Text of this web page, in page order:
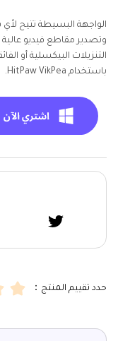
الواجهة البسيطة تتيح
وتصدير مقاطع فيديو
التنزيلات البيكسلية أو
باستخدام HitPaw VikPea.
حدد تقييم المنتج：